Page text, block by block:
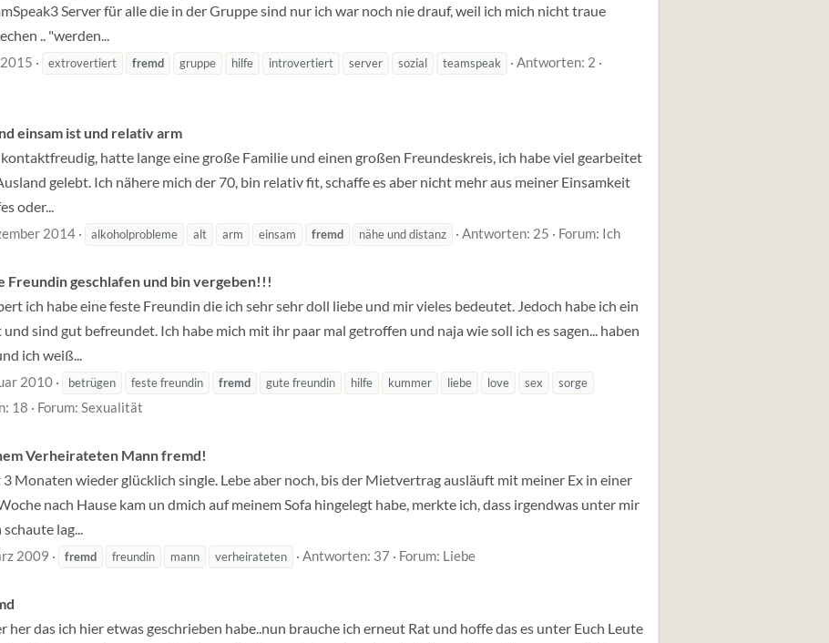
Server für alle die in der Gruppe sind nur ich war noch nie drauf, weil ich mich nicht traue
.. "werden...
extrovertiert fremd gruppe hilfe introvertiert server sozial teamspeak
Antworten: 2
einsam ist und relativ arm
hatte lange eine große Familie und einen großen Freundeskreis, ich habe viel gearbeitet
gelebt. Ich nähere mich der 70, bin relativ fit, schaffe es aber nicht mehr aus meiner Einsamkeit
oder...
2014 alkoholprobleme alt arm einsam fremd nähe und distanz Antworten: 25 Forum: Ich
Freundin geschlafen und bin vergeben!!!
ich habe eine feste Freundin die ich sehr sehr doll liebe und mir vieles bedeutet. Jedoch habe ich ein
sind gut befreundet. Ich habe mich mit ihr paar mal getroffen und naja wie soll ich es sagen... haben
ich weiß...
2010 betrügen feste freundin fremd gute freundin hilfe kummer liebe love sex
sorge
18 Forum: Sexualität
Verheirateten Mann fremd!
Monaten wieder glücklich single. Lebe aber noch, bis der Mietvertrag ausläuft mit meiner Ex in einer
nach Hause kam un dmich auf meinem Sofa hingelegt habe, merkte ich, dass irgendwas unter mir
lag...
2009 fremd freundin mann verheirateten Antworten: 37 Forum: Liebe
her das ich hier etwas geschrieben habe..nun brauche ich erneut Rat und hoffe das es unter Euch Leute